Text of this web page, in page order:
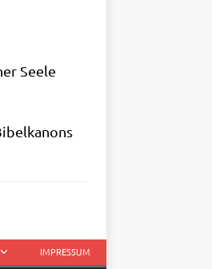
See­le
IMPRESSUM